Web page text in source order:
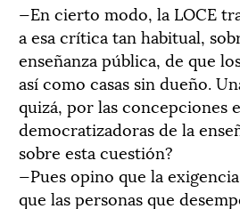
—En cierto modo, la LOCE
a esa crítica tan habitual,
enseñanza pública, de que
así como casas sin dueño.
quizá, por las concepciones
democratizadoras de la
sobre esta cuestión?
—Pues opino que la
que las personas que